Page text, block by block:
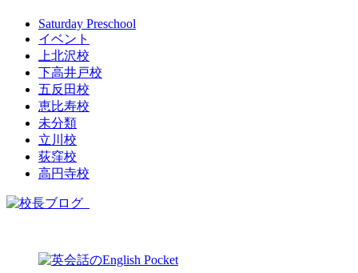
Saturday Preschool
イベント
上北沢校
下高井戸校
五反田校
恵比寿校
未分類
立川校
荻窪校
高円寺校